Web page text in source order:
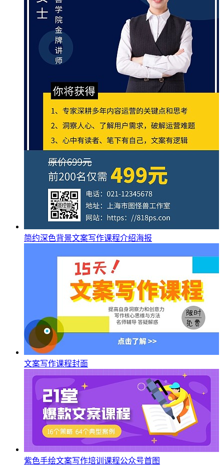
简约深色背景文案写作课程介绍海报
文案写作课程封面
紫色手绘文案写作培训课程公众号首图